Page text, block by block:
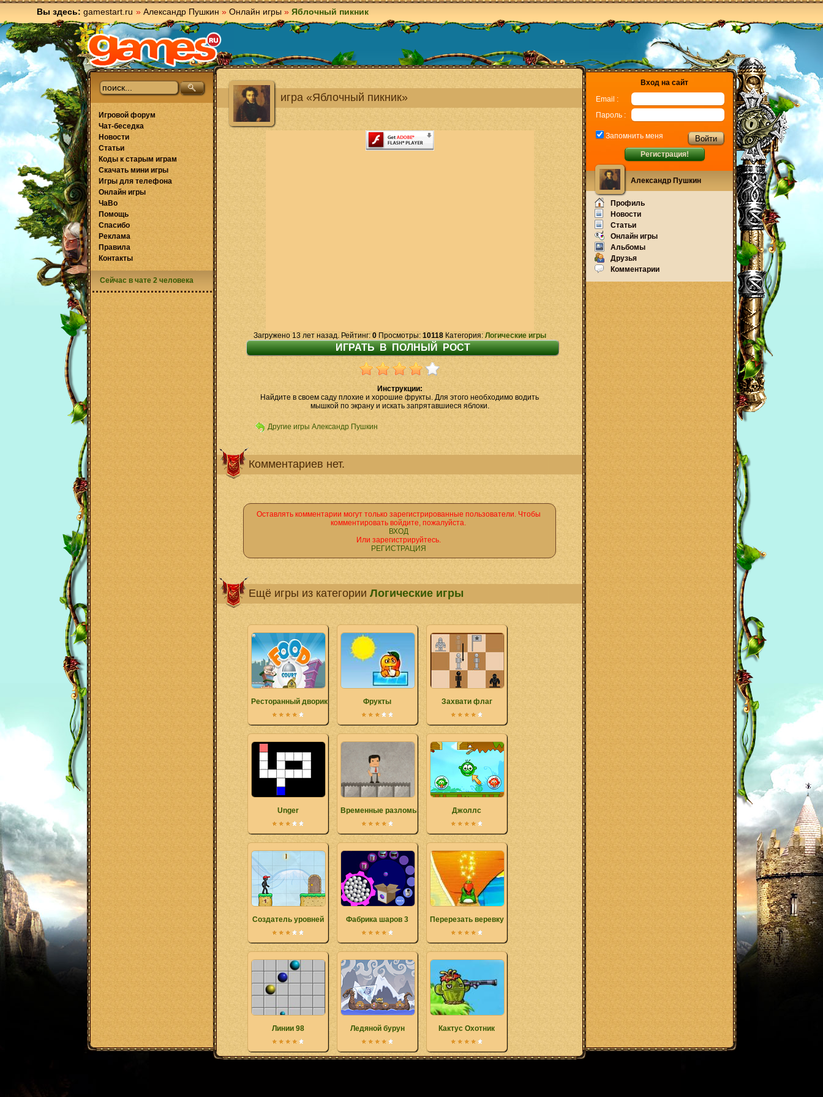
Вы здесь: gamestart.ru » Александр Пушкин » Онлайн игры » Яблочный пикник
игра «Яблочный пикник»
Загружено 13 лет назад. Рейтинг: 0Просмотры: 10118Категория: Логические игры
Инструкции:
Найдите в своем саду плохие и хорошие фрукты. Для этого необходимо водить
мышкой по экрану и искать запрятавшиеся яблоки.
Другие игры Александр Пушкин
Комментариев нет.
Оставлять комментарии могут только зарегистрированные пользователи. Чтобы
комментировать войдите, пожалуйста.
ВХОД
Или зарегистрируйтесь.
РЕГИСТРАЦИЯ
Ещё игры из категории Логические игры
Ресторанный дворик Фрукты Захвати флаг
Unger Временные разломы Джоллс
Создатель уровней Фабрика шаров 3 Перерезать веревку
Линии 98 Ледяной бурун Кактус Охотник
Игровой форум
Чат-беседка
Новости
Статьи
Коды к старым играм
Скачать мини игры
Игры для телефона
Онлайн игры
ЧаВо
Помощь
Спасибо
Реклама
Правила
Контакты
Сейчас в чате 2 человека
Вход на сайт
Email :
Пароль :
Запомнить меня
Регистрация!
Александр Пушкин
Профиль
Новости
Статьи
Онлайн игры
Альбомы
Друзья
Комментарии